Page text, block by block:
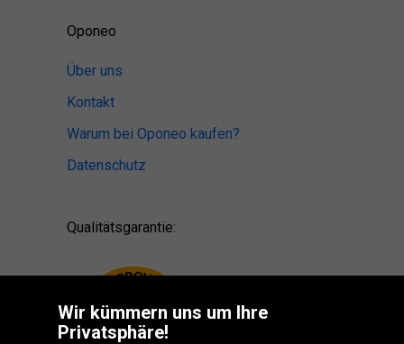
Oponeo
Über uns
Kontakt
Warum bei Oponeo kaufen?
Datenschutz
Qualitätsgarantie:
Wir kümmern uns um Ihre
Privatsphäre!